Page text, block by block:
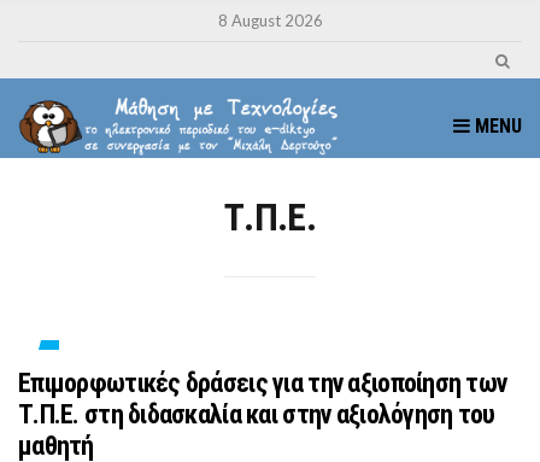
8 August 2026
MENU
Τ.Π.Ε.
Επιμορφωτικές δράσεις για την αξιοποίηση των
Τ.Π.Ε. στη διδασκαλία και στην αξιολόγηση του
μαθητή